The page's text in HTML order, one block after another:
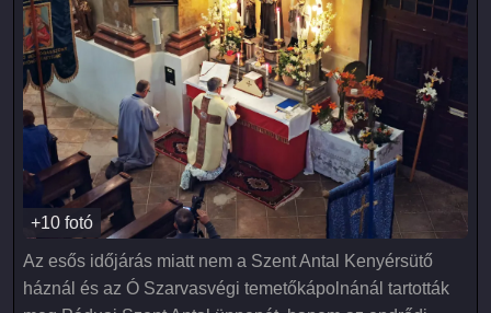
+10 fotó
Az esős időjárás miatt nem a Szent Antal Kenyérsütő
háznál és az Ó Szarvasvégi temetőkápolnánál tartották